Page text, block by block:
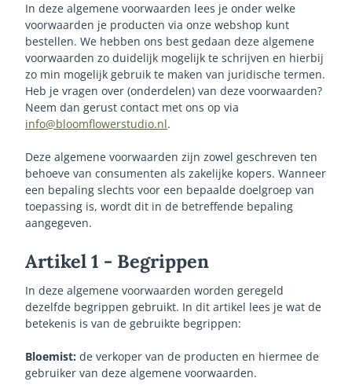
In deze algemene voorwaarden lees je onder welke
voorwaarden je producten via onze webshop kunt
bestellen. We hebben ons best gedaan deze algemene
voorwaarden zo duidelijk mogelijk te schrijven en hierbij
zo min mogelijk gebruik te maken van juridische termen.
Heb je vragen over (onderdelen) van deze voorwaarden?
Neem dan gerust contact met ons op via
info@bloomflowerstudio.nl.
Deze algemene voorwaarden zijn zowel geschreven ten
behoeve van consumenten als zakelijke kopers. Wanneer
een bepaling slechts voor een bepaalde doelgroep van
toepassing is, wordt dit in de betreffende bepaling
aangegeven.
Artikel 1 - Begrippen
In deze algemene voorwaarden worden geregeld
dezelfde begrippen gebruikt. In dit artikel lees je wat de
betekenis is van de gebruikte begrippen:
Bloemist: de verkoper van de producten en hiermee de
gebruiker van deze algemene voorwaarden.